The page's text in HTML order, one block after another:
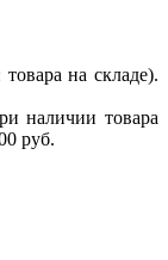
на складе).
наличии товара
руб.